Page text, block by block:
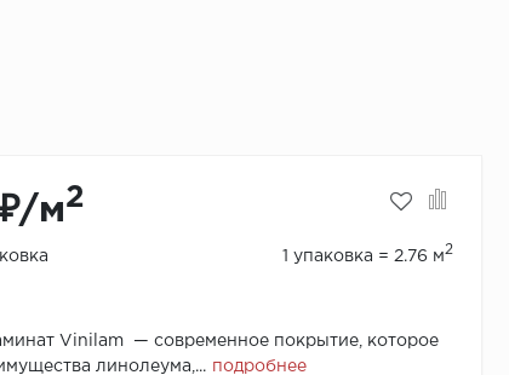
м2
1 упаковка = 2.76 м2
Vinilam — современное покрытие, которое
линолеума,... подробнее